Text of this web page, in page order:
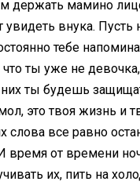
держать мамино
увидеть внука. Пусть
тебе
ты уже не
ты будешь
это твоя жизнь и
слова все равно
время от времени
их, пить на